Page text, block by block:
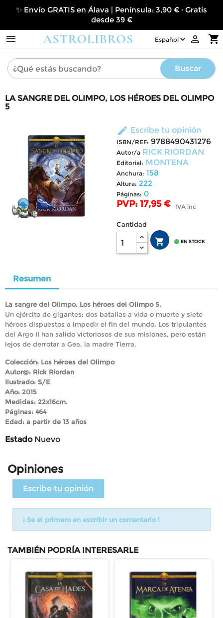
✨ Envío GRATIS en Álava | Península: 3,90 € · Gratis
desde 39 €
 shopping_cart

Buscar
LA SANGRE DEL OLIMPO, LOS HÉROES DEL OLIMPO
5
edit Escribe tu opinión
ISBN/REF: 9788490431276
Autor/a RICK RIORDAN
Editorial: MONTENA
Anchura: 158
Altura: 222
Páginas: 0
PVP: 17,95 € IVA inc
Cantidad
  EN STOCK
Resumen
La sangre del Olimpo. Los héroes del Olimpo 5.
Un ejército de gigantes; dos batallas a vida o muerte y siete
héroes dispuestos a impedir el fin del mundo. Los tripulantes
del Argo II han salido victoriosos de sus misiones, pero están
lejos de derrotar a Gea, la madre Tierra.
Colección: Los héroes del Olimpo
Autor@: Rick Riordan
Ilustrado: S/E
Año: 2015
Medidas: 22x16cm.
Páginas: 464
Edad: a partir de 13 años
Estado Nuevo
Opiniones
Escribe tu opinión
¡ Se el primero en escribir un comentario !
TAMBIÉN PODRÍA INTERESARLE